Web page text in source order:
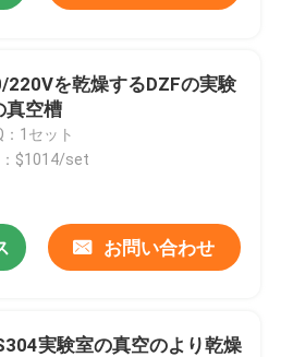
220Vを乾燥するDZFの実験
真空槽
：1セット
$1014/set
お問い合わせ
実験室の真空のより乾燥